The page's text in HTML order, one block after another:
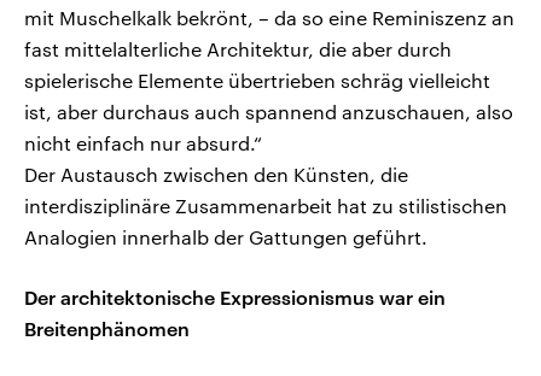
mit Muschelkalk bekrönt, – da so eine Reminiszenz an
fast mittelalterliche Architektur, die aber durch
spielerische Elemente übertrieben schräg vielleicht
ist, aber durchaus auch spannend anzuschauen, also
nicht einfach nur absurd.“
Der Austausch zwischen den Künsten, die
interdisziplinäre Zusammenarbeit hat zu stilistischen
Analogien innerhalb der Gattungen geführt.
Der architektonische Expressionismus war ein
Breitenphänomen